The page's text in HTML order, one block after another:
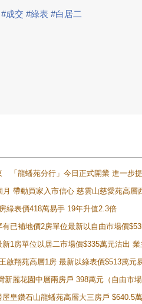
#成交 #綠表 #白居二
「龍蟠苑分行」今日正式開業 進一步
月 帶動買家入市信心 慈雲山慈愛苑高層
綠表價418萬易手 19年升值2.3倍
已補地價2房單位最新以自由市場價
1房單位以居二市場價$335萬元沽出
啟翔苑高層1房 最新以綠表價$513萬元
新麗花園中層兩房戶 398萬元（自由市
皇鑽石山龍蟠苑高層大三房戶